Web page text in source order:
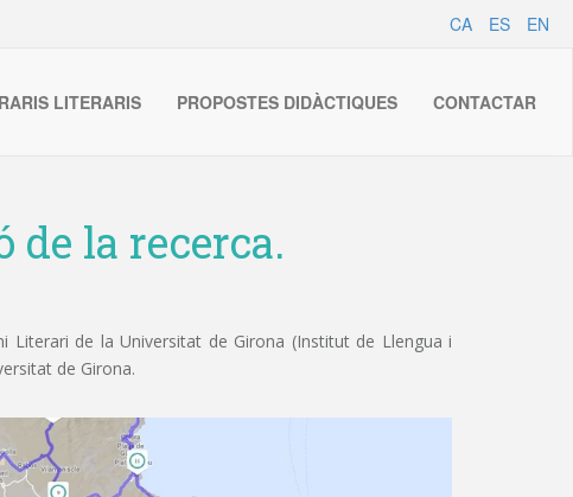
CA ES EN
LITERARIS PROPOSTES DIDÀCTIQUES CONTACTAR
la recerca.
de la Universitat de Girona (Institut de Llengua i
de Girona.